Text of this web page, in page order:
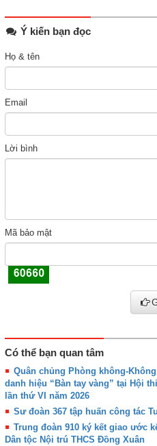
Ý kiến bạn đọc
Họ & tên
Email
Lời bình
Mã bảo mật
Có thể bạn quan tâm
Quân chủng Phòng không-
danh hiệu “Bàn tay vàng” tại Hội
lần thứ VI năm 2026
Sư đoàn 367 tập huấn công tác
Trung đoàn 910 ký kết giao ước
Dân tộc Nội trú THCS Đồng Xuân